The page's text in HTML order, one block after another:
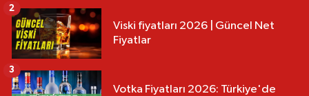
Viski fiyatları 2026 | Güncel Net
Fiyatlar
2
Votka Fiyatları 2026: Türkiye'de
3